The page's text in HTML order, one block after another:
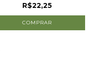
R$22,25